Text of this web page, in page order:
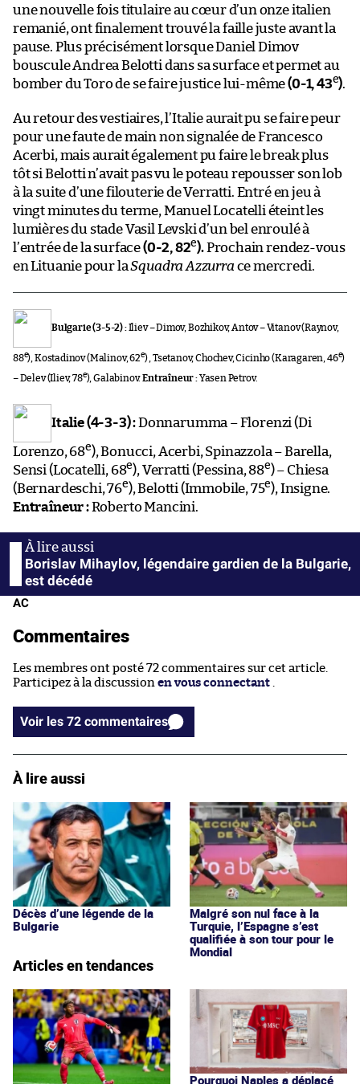
une nouvelle fois titulaire au cœur d’un onze italien
remanié, ont finalement trouvé la faille juste avant la
pause. Plus précisément lorsque Daniel Dimov
bouscule Andrea Belotti dans sa surface et permet au
bomber du Toro de se faire justice lui-même(0-1, 43e).
Au retour des vestiaires, l’Italie aurait pu se faire peur
pour une faute de main non signalée de Francesco
Acerbi, mais aurait également pu faire le break plus
tôt si Belotti n’avait pas vu le poteau repousser son lob
à la suite d’une filouterie de Verratti. Entré en jeu à
vingt minutes du terme, Manuel Locatelli éteint les
lumières du stade Vasil Levski d’un bel enroulé à
l’entrée de la surface(0-2, 82e).Prochain rendez-vous
en Lituanie pour laSquadra Azzurra ce mercredi.
Bulgarie (3-5-2) :Iliev – Dimov, Bozhikov, Antov – Vitanov (Raynov,
88e), Kostadinov (Malinov, 62e) , Tsetanov, Chochev, Cicinho (Karagaren, 46e)
– Delev (Iliev, 78e), Galabinov.Entraîneur :Yasen Petrov.
Italie (4-3-3) :Donnarumma – Florenzi (Di
Lorenzo, 68e), Bonucci, Acerbi, Spinazzola – Barella,
Sensi (Locatelli, 68e), Verratti (Pessina, 88e) – Chiesa
(Bernardeschi, 76e), Belotti (Immobile, 75e), Insigne.
Entraîneur :Roberto Mancini.
Borislav Mihaylov, légendaire gardien de la Bulgarie,
est décédé
AC
Commentaires
Les membres ont posté 72 commentaires sur cet article.
Participez à la discussion en vous connectant
Voir les 72 commentaires
À lire aussi
Décès d’une légende de la
Bulgarie
Malgré son nul face à la
Turquie, l’Espagne s’est
qualifiée à son tour pour le
Mondial
Articles en tendances
Pourquoi Naples a déplacé